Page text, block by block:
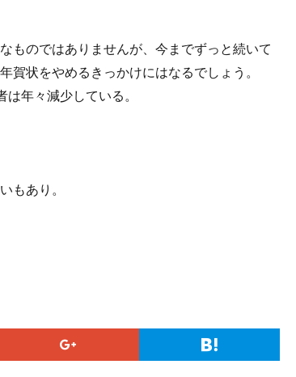
ものではありませんが、今までずっと続いて
賀状をやめるきっかけにはなるでしょう。
は年々減少している。
もあり。